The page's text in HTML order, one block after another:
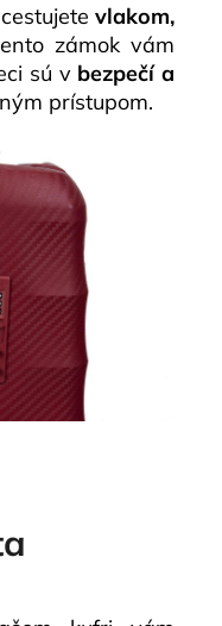
vlakom,
zámok vám
sú v bezpečí a
prístupom.